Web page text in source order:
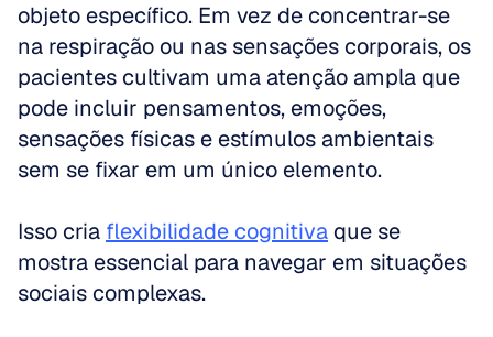
objeto específico. Em vez de concentrar-se
na respiração ou nas sensações corporais, os
pacientes cultivam uma atenção ampla que
pode incluir pensamentos, emoções,
sensações físicas e estímulos ambientais
sem se fixar em um único elemento.
Isso cria flexibilidade cognitiva que se
mostra essencial para navegar em situações
sociais complexas.